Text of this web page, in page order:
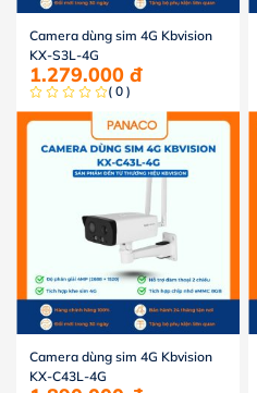
Camera dùng sim 4G Kbvision
KX-S3L-4G
1.279.000 đ
( 0 )
Camera dùng sim 4G Kbvision
KX-C43L-4G